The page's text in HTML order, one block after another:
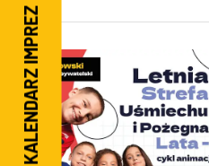
KALENDARZ IMPREZ